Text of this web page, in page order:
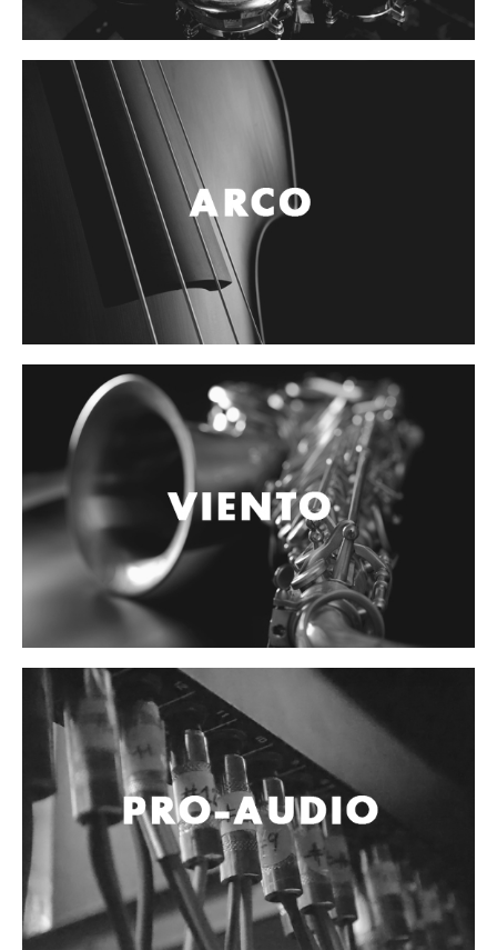
Tornamesa
Mezcladora
Interfaz
Agujas
Audifonos
Accesorios
Luces y Escenario
Strobos
Maquinas de humo y escenario
Controladores
Accesorios
Cables y Conectores
Instrumento
Micrófono
Video y USB
Espigas y conectores
Accesorios
Otros Instrumentos de Cuerdas
Ukulele
Mandolina
Mariachi